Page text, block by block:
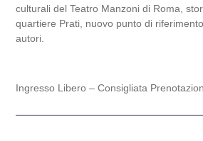
culturali delTeatro Manzoni di Roma ,
quartiere Prati , nuovo punto di
autori.
Ingresso Libero – Consigliata